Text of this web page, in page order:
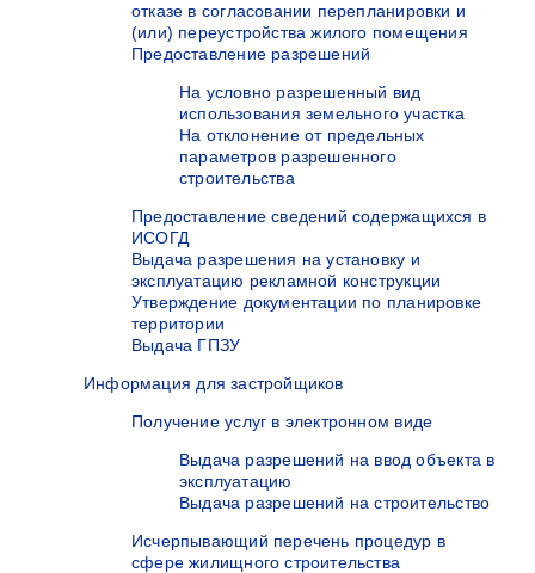
отказе в согласовании перепланировки и
(или) переустройства жилого помещения
Предоставление разрешений
На условно разрешенный вид
использования земельного участка
На отклонение от предельных
параметров разрешенного
строительства
Предоставление сведений содержащихся в
ИСОГД
Выдача разрешения на установку и
эксплуатацию рекламной конструкции
Утверждение документации по планировке
территории
Выдача ГПЗУ
Информация для застройщиков
Получение услуг в электронном виде
Выдача разрешений на ввод объекта в
эксплуатацию
Выдача разрешений на строительство
Исчерпывающий перечень процедур в
сфере жилищного строительства